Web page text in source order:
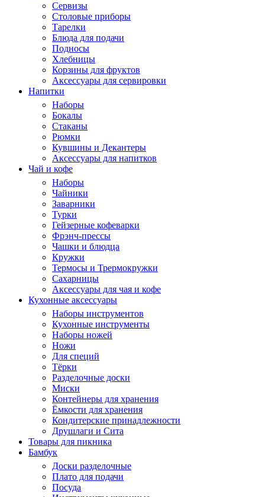
Сервизы
Столовые приборы
Тарелки
Блюда для подачи
Подносы
Хлебницы
Корзины для фруктов
Аксессуары для сервировки
Напитки
Наборы
Бокалы
Стаканы
Рюмки
Кувшины и Декантеры
Аксессуары для напитков
Чай и кофе
Наборы
Чайники
Заварники
Турки
Гейзерные кофеварки
Фрэнч-прессы
Чашки и блюдца
Кружки
Термосы и Трермокружки
Сахарницы
Аксессуары для чая и кофе
Кухонные аксессуары
Наборы инструментов
Кухонные инструменты
Наборы ножей
Ножи
Для специй
Тёрки
Разделочные доски
Миски
Контейнеры для хранения
Ёмкости для хранения
Кондитерские принадлежности
Друшлаги и Сита
Товары для пикника
Бамбук
Доски разделочные
Плато для подачи
Посуда